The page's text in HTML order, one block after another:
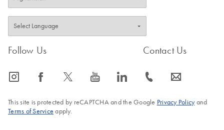
Follow Us
icon_0065_instagram-s icon_0064_facebook-s icon_0340_cc_gen_x-s icon_0077_youtube-s icon_0066_linkedin-s
Contact Us
icon_0072_phone-s icon_0063_envelope-s
This site is protected by reCAPTCHA and the Google Privacy Policyand
Terms of Service apply.